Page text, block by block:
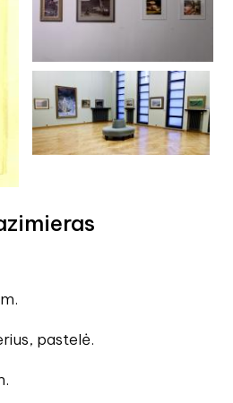
pastelė.